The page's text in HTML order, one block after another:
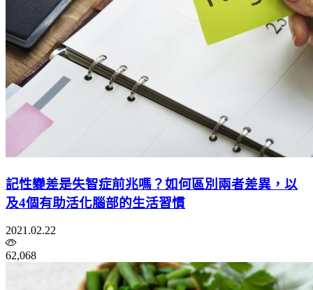
記性變差是失智症前兆嗎？如何區別兩者差異，以
及4個有助活化腦部的生活習慣
2021.02.22
62,068